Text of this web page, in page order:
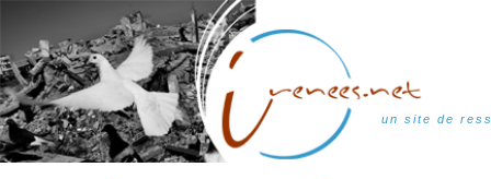
un site de